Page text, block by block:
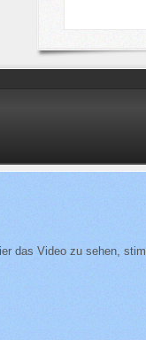
das Video zu sehen,